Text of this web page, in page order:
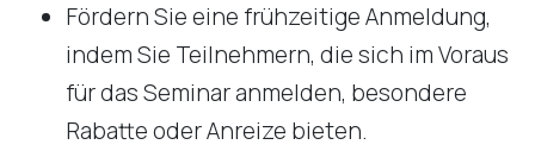
Fördern Sie eine frühzeitige Anmeldung,
indem Sie Teilnehmern, die sich im Voraus
für das Seminar anmelden, besondere
Rabatte oder Anreize bieten.